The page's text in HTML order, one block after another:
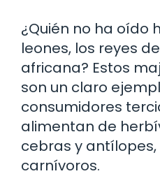
¿Quién no ha oído
leones, los reyes
africana? Estos
son un claro
consumidores
alimentan de
cebras y
carnívoros.